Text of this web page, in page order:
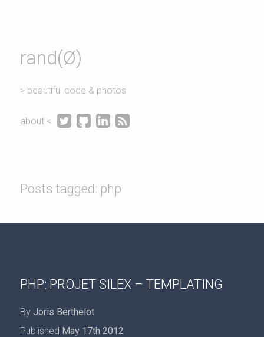
rand(Ø)
> beautiful code & photos
about <    
Posts tagged: php
PHP: PROJET SILEX – TEMPLATING
By Joris Berthelot
Published May 17th 2012